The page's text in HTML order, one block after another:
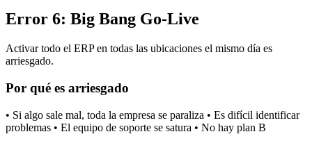
Error 6: Big Bang Go-Live
Activar todo el ERP en todas las ubicaciones el mismo día es
arriesgado.
Por qué es arriesgado
• Si algo sale mal, toda la empresa se paraliza • Es difícil identificar
problemas • El equipo de soporte se satura • No hay plan B